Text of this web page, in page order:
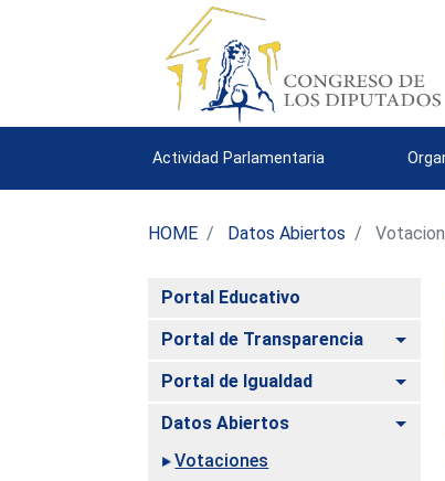
Actividad Parlamentaria
HOME Datos Abiertos
Portal Educativo
Portal de Transparencia
Portal de Igualdad
Datos Abiertos
Votaciones